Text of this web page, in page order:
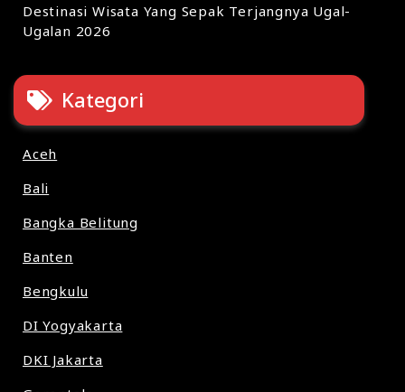
Destinasi Wisata Yang Sepak Terjangnya Ugal-
Ugalan 2026
Kategori
Aceh
Bali
Bangka Belitung
Banten
Bengkulu
DI Yogyakarta
DKI Jakarta